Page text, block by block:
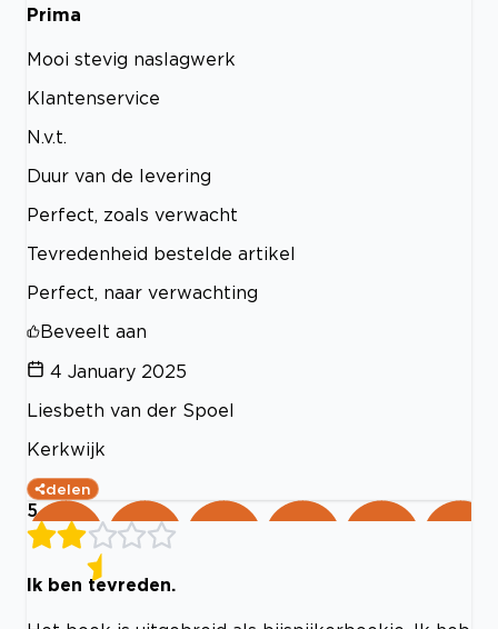
Prima
Mooi stevig naslagwerk
Klantenservice
N.v.t.
Duur van de levering
Perfect, zoals verwacht
Tevredenheid bestelde artikel
Perfect, naar verwachting
Beveelt aan
4 January 2025
Liesbeth van der Spoel
Kerkwijk
delen
5
Ik ben tevreden.